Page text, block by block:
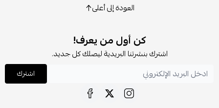
العودة إلى أعلى
كن أول من يعرف!
اشترك بنشرتنا البريدية ليصلك كل جديد.